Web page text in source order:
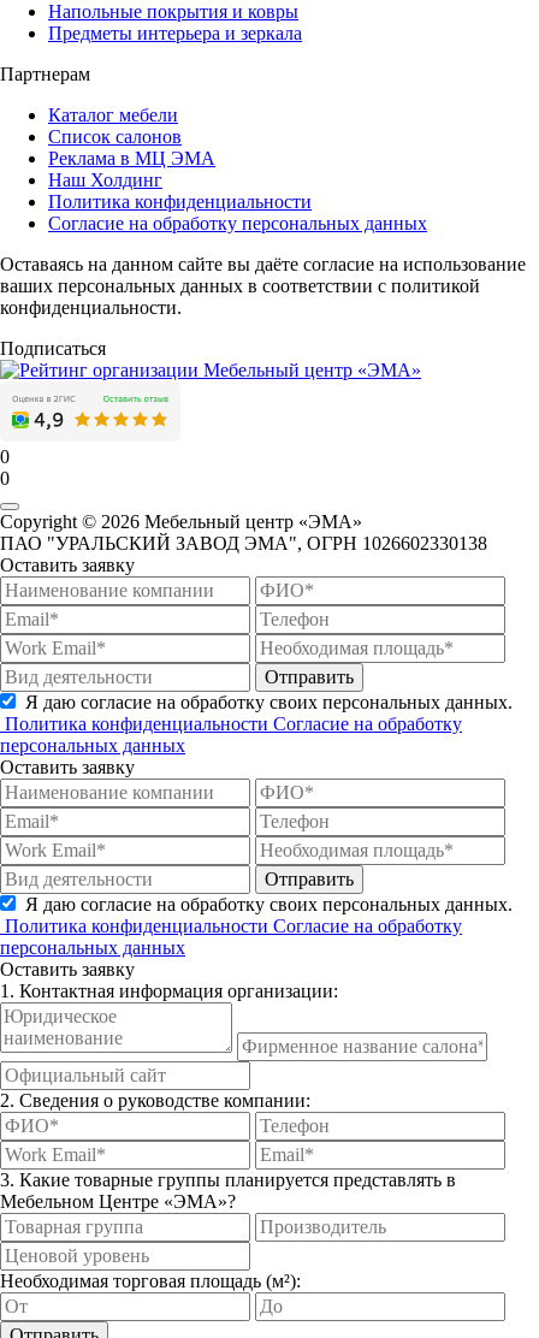
Напольные покрытия и ковры
Предметы интерьера и зеркала
Партнерам
Каталог мебели
Список салонов
Реклама в МЦ ЭМА
Наш Холдинг
Политика конфиденциальности
Согласие на обработку персональных данных
Оставаясь на данном сайте вы даёте согласие на использование
ваших персональных данных в соответствии с политикой
конфиденциальности.
Подписаться
0
0
Copyright © 2026 Мебельный центр «ЭМА»
ПАО "УРАЛЬСКИЙ ЗАВОД ЭМА", ОГРН 1026602330138
Оставить заявку
Отправить
Я даю согласие на обработку своих персональных данных.
Политика конфиденциальности Согласие на обработку
персональных данных
Оставить заявку
Отправить
Я даю согласие на обработку своих персональных данных.
Политика конфиденциальности Согласие на обработку
персональных данных
Оставить заявку
1. Контактная информация организации:
2. Сведения о руководстве компании:
3. Какие товарные группы планируется представлять в
Мебельном Центре «ЭМА»?
Необходимая торговая площадь (м²):